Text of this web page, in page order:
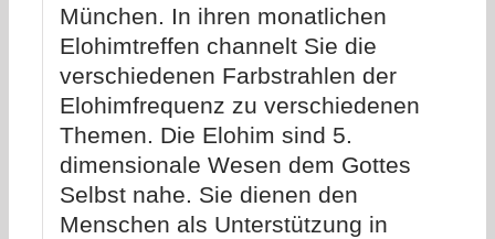
München. In ihren monatlichen
Elohimtreffen channelt Sie die
verschiedenen Farbstrahlen der
Elohimfrequenz zu verschiedenen
Themen. Die Elohim sind 5.
dimensionale Wesen dem Gottes
Selbst nahe. Sie dienen den
Menschen als Unterstützung in